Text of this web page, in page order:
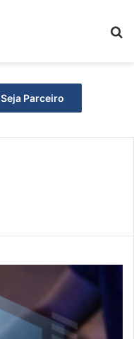
Seja Parceiro